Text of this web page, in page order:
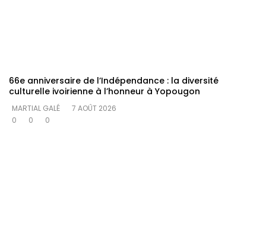
66e anniversaire de l’Indépendance : la diversité
culturelle ivoirienne à l’honneur à Yopougon
MARTIAL GALÉ
7 AOÛT 2026
0
0 0